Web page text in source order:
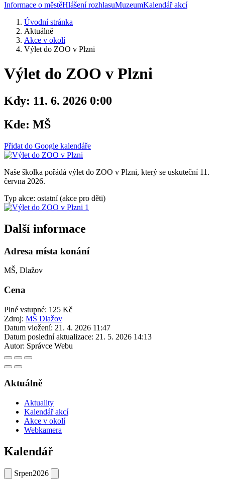
Informace o městěHlášení rozhlasuMuzeumKalendář akcí
Úvodní stránka
Aktuálně
Akce v okolí
Výlet do ZOO v Plzni
Výlet do ZOO v Plzni
Kdy: 11. 6. 2026 0:00
Kde: MŠ
Přidat do Google kalendáře
Naše školka pořádá výlet do ZOO v Plzni, který se uskuteční 11.
června 2026.
Typ akce: ostatní (akce pro děti)
Další informace
Adresa místa konání
MŠ, Dlažov
Cena
Plné vstupné: 125 Kč
Zdroj: MŠ Dlažov
Datum vložení: 21. 4. 2026 11:47
Datum poslední aktualizace: 21. 5. 2026 14:13
Autor: Správce Webu
Aktuálně
Aktuality
Kalendář akcí
Akce v okolí
Webkamera
Kalendář
Srpen2026